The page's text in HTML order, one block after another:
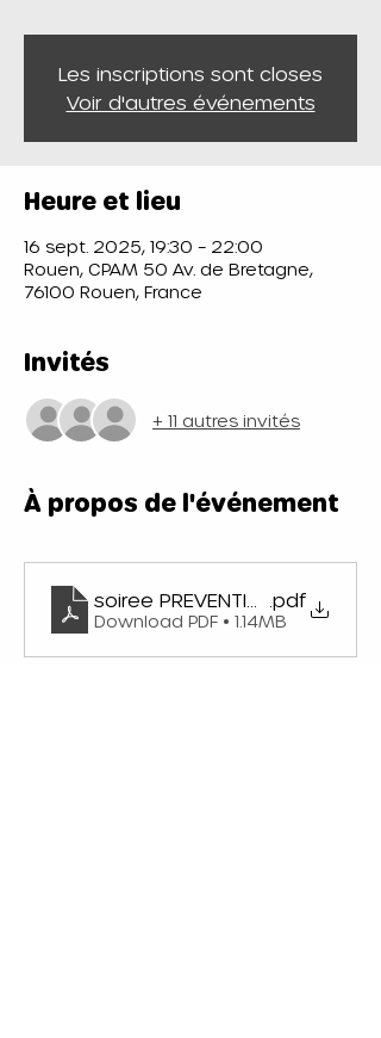
Les inscriptions sont closes
Voir d'autres événements
Heure et lieu
16 sept. 2025, 19:30 – 22:00
Rouen, CPAM 50 Av. de Bretagne,
76100 Rouen, France
Invités
+ 11 autres invités
À propos de l'événement
soiree PREVENTION 16 SEPT
.pdf
Download PDF • 1.14MB